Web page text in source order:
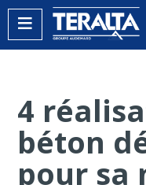
4
béton
pour sa